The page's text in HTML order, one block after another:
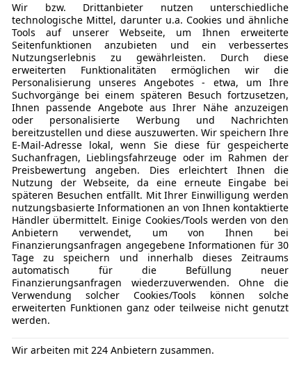
CD
MP3
Radio
USB
Sicherheit
ABS
Alarmanlage
Bi-Xenon
ESP
Kopfairbag
Kurvenlicht
Wir freuen uns, Ihnen einen außergewöhnlichen
der Präsentationsfarbe Lizardgrün und mit einer
kompromisslosen Charakter dieses Fahrzeugs
Stand vermittelt dieser RS eine Präsenz, die
worum es hier geht: maximale Fahrdynamik ohne
Der 991.2 GT3 RS gilt für viele Enthusiasten als
RS-Modelle. Ein hochdrehender 4,0-Liter-Saugmotor
klarer Nähe zum Motorsport. 9.000 U/min,
Intensität, die moderne Turbomotoren nur schwer
künstliches Erlebnis – sondern echtes Feedback.
ehrlich.
Unser Exemplar stammt aus gepflegtem Vorbesitz
außergewöhnlich schönem Zustand. Besonders
sogar noch die erste Bereifung montiert – ein Detail,
entsprechend behutsame Nutzung unterstreicht.
Reifen selbstverständlich gerne vor Auslieferung.
dessen wurde auch die Porsche Werksgarantie bis
Mehr anzeigen
Wir bzw. Drittanbieter nutzen unterschiedliche
technologische Mittel, darunter u.a. Cookies und ähnliche
Tools auf unserer Webseite, um Ihnen erweiterte
Seitenfunktionen anzubieten und ein verbessertes
Nutzungserlebnis zu gewährleisten. Durch diese
erweiterten Funktionalitäten ermöglichen wir die
Personalisierung unseres Angebotes - etwa, um Ihre
Suchvorgänge bei einem späteren Besuch fortzusetzen,
Ihnen passende Angebote aus Ihrer Nähe anzuzeigen
oder personalisierte Werbung und Nachrichten
bereitzustellen und diese auszuwerten. Wir speichern Ihre
E-Mail-Adresse lokal, wenn Sie diese für gespeicherte
Suchanfragen, Lieblingsfahrzeuge oder im Rahmen der
Preisbewertung angeben. Dies erleichtert Ihnen die
Nutzung der Webseite, da eine erneute Eingabe bei
späteren Besuchen entfällt. Mit Ihrer Einwilligung werden
nutzungsbasierte Informationen an von Ihnen kontaktierte
Händler übermittelt. Einige Cookies/Tools werden von den
Anbietern verwendet, um von Ihnen bei
Finanzierungsanfragen angegebene Informationen für 30
Tage zu speichern und innerhalb dieses Zeitraums
automatisch für die Befüllung neuer
Finanzierungsanfragen wiederzuverwenden. Ohne die
Verwendung solcher Cookies/Tools können solche
erweiterten Funktionen ganz oder teilweise nicht genutzt
werden.
Wir arbeiten mit 224 Anbietern zusammen.